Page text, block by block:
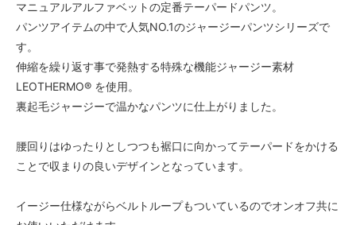
マニュアルアルファベットの定番テーパードパンツ。
パンツアイテムの中で人気NO.1のジャージーパンツシリーズで
す。
伸縮を繰り返す事で発熱する特殊な機能ジャージー素材
LEOTHERMO® を使用。
裏起毛ジャージーで温かなパンツに仕上がりました。
腰回りはゆったりとしつつも裾口に向かってテーパードをかける
ことで収まりの良いデザインとなっています。
イージー仕様ながらベルトループもついているのでオンオフ共に